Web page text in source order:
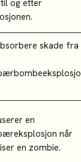
og etter
skade fra
en
når
en zombie.